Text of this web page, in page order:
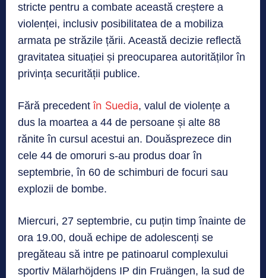
stricte pentru a combate această creștere a
violenței, inclusiv posibilitatea de a mobiliza
armata pe străzile țării. Această decizie reflectă
gravitatea situației și preocuparea autorităților în
privința securității publice.
Fără precedentîn Suedia, valul de violențe a
dus la moartea a 44 de persoane și alte 88
rănite în cursul acestui an. Douăsprezece din
cele 44 de omoruri s-au produs doar în
septembrie, în 60 de schimburi de focuri sau
explozii de bombe.
Miercuri, 27 septembrie, cu puțin timp înainte de
ora 19.00, două echipe de adolescenți se
pregăteau să intre pe patinoarul complexului
sportiv Mälarhöjdens IP din Fruängen, la sud de